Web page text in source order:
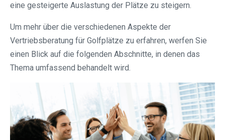
eine gesteigerte Auslastung der Plätze zu steigern.
Um mehr über die verschiedenen Aspekte der
Vertriebsberatung für Golfplätze zu erfahren, werfen Sie
einen Blick auf die folgenden Abschnitte, in denen das
Thema umfassend behandelt wird.